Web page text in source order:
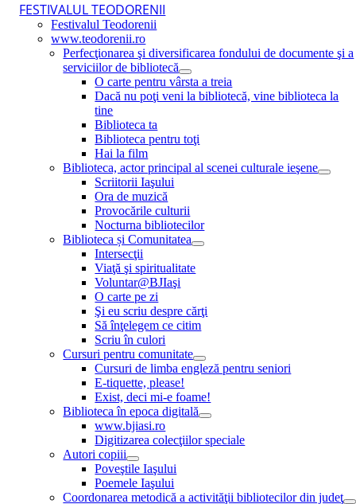
FESTIVALUL TEODORENII
Festivalul Teodorenii
www.teodorenii.ro
Perfecţionarea şi diversificarea fondului de documente şi a
serviciilor de bibliotecă
O carte pentru vârsta a treia
Dacă nu poţi veni la bibliotecă, vine biblioteca la
tine
Biblioteca ta
Biblioteca pentru toţi
Hai la film
Biblioteca, actor principal al scenei culturale ieşene
Scriitorii Iaşului
Ora de muzică
Provocările culturii
Nocturna bibliotecilor
Biblioteca și Comunitatea
Intersecţii
Viaţă şi spiritualitate
Voluntar@BJIaşi
O carte pe zi
Şi eu scriu despre cărţi
Să înţelegem ce citim
Scriu în culori
Cursuri pentru comunitate
Cursuri de limba engleză pentru seniori
E-tiquette, please!
Exist, deci mi-e foame!
Biblioteca în epoca digitală
www.bjiasi.ro
Digitizarea colecţiilor speciale
Autori copiii
Poveştile Iaşului
Poemele Iaşului
Coordonarea metodică a activităţii bibliotecilor din judeţ